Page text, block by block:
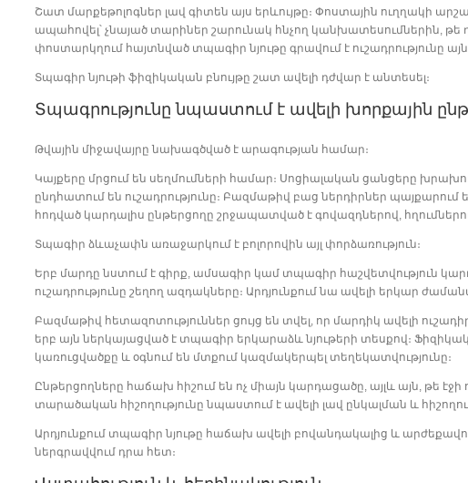
Շատ մարքեթոլոգներ լավ գիտեն այս երևույթը։ Փոստային ուղղակի
ապահովել՝ չնայած տարիներ շարունակ հնչող կանխատեսումներին,
փոստարկղում հայտնված տպագիր նյութը գրավում է ուշադրությունը
Տպագիր նյութի ֆիզիկական բնույթը շատ ավելի դժվար է անտեսել։
Տպագրությունը նպաստում է ավելի խորքային
Թվային միջավայրը նախագծված է արագության համար։
Կայքերը մրցում են սեղմումների համար։ Սոցիալական ցանցերը
ընդհատում են ուշադրությունը։ Բազմաթիվ բաց ներդիրներ
հոդված կարդալիս ընթերցողը շրջապատված է գովազդներով,
Տպագիր ձևաչափն առաջարկում է բոլորովին այլ փորձառություն։
Երբ մարդը նստում է գիրք, ամսագիր կամ տպագիր հաշվետվություն
ուշադրությունը շեղող ազդակները։ Արդյունքում նա ավելի երկար
Բազմաթիվ հետազոտություններ ցույց են տվել, որ մարդիկ ավելի
երբ այն ներկայացված է տպագիր երկարաձև նյութերի տեսքով։
կառուցվածքը և օգնում են մտքում կազմակերպել տեղեկատվությունը։
Ընթերցողները հաճախ հիշում են ոչ միայն կարդացածը, այլև այն, թե
տարածական հիշողությունը նպաստում է ավելի լավ ընկալման և
Արդյունքում տպագիր նյութը հաճախ ավելի բովանդակալից և
ներգրավվում դրա հետ։